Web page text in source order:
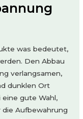
was bedeutet,
Den Abbau
verlangsamen,
dunklen Ort
gute Wahl,
die Aufbewahrung